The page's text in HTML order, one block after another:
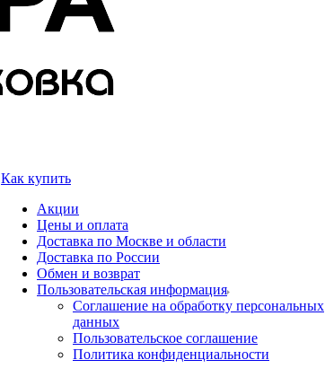
Как купить
Акции
Цены и оплата
Доставка по Москве и области
Доставка по России
Обмен и возврат
Пользовательская информация
Соглашение на обработку персональных
данных
Пользовательское соглашение
Политика конфиденциальности